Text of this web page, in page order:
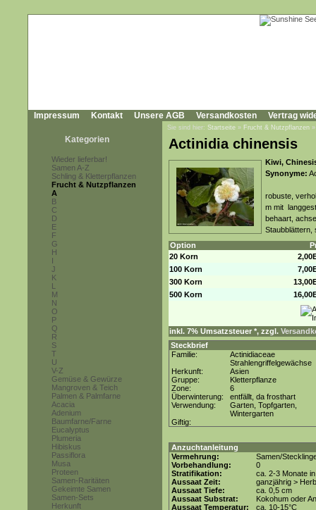
Impressum Kontakt Unsere AGB Versandkosten Vertrag
Kategorien
Wieder lieferbar!
Samen A-Z
Schling & Kletterpflanzen
Frucht & Nutzpflanzen
A
B
C
D
E
F
G
H
I
J
K
L
M
N
O
P
Q
R
S
T
U
V-Z
Gemüse & Gewürze
Mangroven & Teich
Palmen & Palmfarne
Acacia
Adenium
Baumfarne/Farne
Eucalyptus
Plumeria
Hibiskus
Passiflora
Musa
Proteen
Samen-Raritäten
Gekeimte Samen
Samen-Sets
Herkunft
Sie sind hier: Startseite » Frucht & Nutzpflanzen
Actinidia chinensis
Kiwi,
Synonyme:
robuste,
m mit
behaart,
Staubblättern,
Option
20 Korn
100 Korn
300 Korn
500 Korn
inkl. 7% Umsatzsteuer *, zzgl.
Steckbrief
Familie:
Actinidiaceae
Strahlengriffelgewächse
Herkunft:
Asien
Gruppe:
Kletterpflanze
Zone:
6
Überwinterung:
entfällt, da frosthart
Verwendung:
Garten, Topfgarten,
Wintergarten
Giftig:
Anzuchtanleitung
Vermehrung:
Samen/
Vorbehandlung:
0
Stratifikation:
ca. 2-3 Monate
Aussaat Zeit:
ganzjährig >
Aussaat Tiefe:
ca. 0,5 cm
Aussaat Substrat:
Kokohum oder
Aussaat Temperatur:
ca. 10-15°C